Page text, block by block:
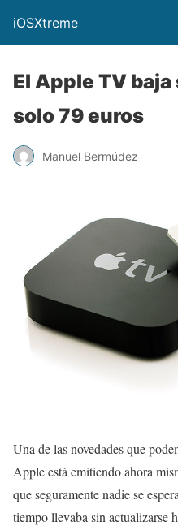
iOSXtreme
El Apple TV
solo 79 euros
Manuel Bermúdez
Una de las novedades que
Apple está emitiendo ahora
que seguramente nadie se
tiempo llevaba sin actualizarse